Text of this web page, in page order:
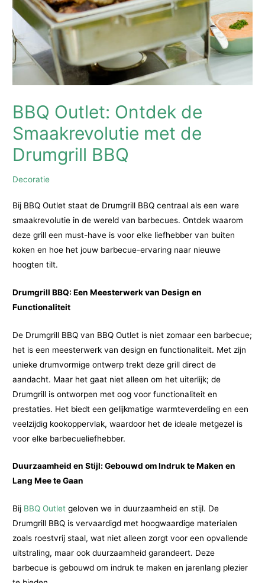
BBQ Outlet: Ontdek de
Smaakrevolutie met de
Drumgrill BBQ
Decoratie
Bij BBQ Outlet staat de Drumgrill BBQ centraal als een ware
smaakrevolutie in de wereld van barbecues. Ontdek waarom
deze grill een must-have is voor elke liefhebber van buiten
koken en hoe het jouw barbecue-ervaring naar nieuwe
hoogten tilt.
Drumgrill BBQ: Een Meesterwerk van Design en
Functionaliteit
De Drumgrill BBQ van BBQ Outlet is niet zomaar een barbecue;
het is een meesterwerk van design en functionaliteit. Met zijn
unieke drumvormige ontwerp trekt deze grill direct de
aandacht. Maar het gaat niet alleen om het uiterlijk; de
Drumgrill is ontworpen met oog voor functionaliteit en
prestaties. Het biedt een gelijkmatige warmteverdeling en een
veelzijdig kookoppervlak, waardoor het de ideale metgezel is
voor elke barbecueliefhebber.
Duurzaamheid en Stijl: Gebouwd om Indruk te Maken en
Lang Mee te Gaan
Bij BBQ Outlet geloven we in duurzaamheid en stijl. De
Drumgrill BBQ is vervaardigd met hoogwaardige materialen
zoals roestvrij staal, wat niet alleen zorgt voor een opvallende
uitstraling, maar ook duurzaamheid garandeert. Deze
barbecue is gebouwd om indruk te maken en jarenlang plezier